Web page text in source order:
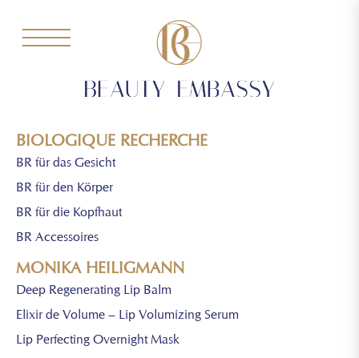
BIOLOGIQUE RECHERCHE
BR für das Gesicht
BR für den Körper
BR für die Kopfhaut
BR Accessoires
MONIKA HEILIGMANN
Deep Regenerating Lip Balm
Elixir de Volume – Lip Volumizing Serum
Lip Perfecting Overnight Mask